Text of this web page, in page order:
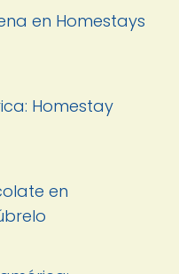
en Homestays
Homestay
en